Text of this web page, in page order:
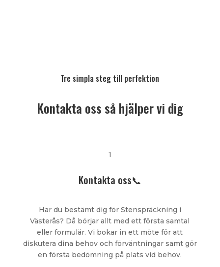
Tre simpla steg till perfektion
Kontakta oss så hjälper vi dig
1
Kontakta oss📞
Har du bestämt dig för Stenspräckning i
Västerås? Då börjar allt med ett första samtal
eller formulär. Vi bokar in ett möte för att
diskutera dina behov och förväntningar samt gör
en första bedömning på plats vid behov.